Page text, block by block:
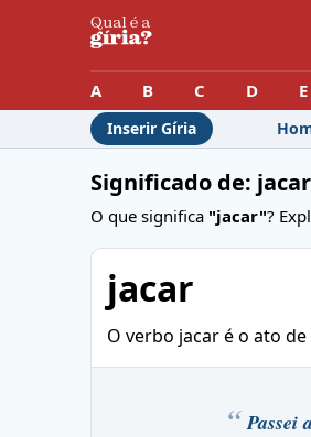
A B C D E
Inserir Gíria
Significado de: jacar
O que significa "jacar"?
jacar
O verbo jacar é o ato
Passei